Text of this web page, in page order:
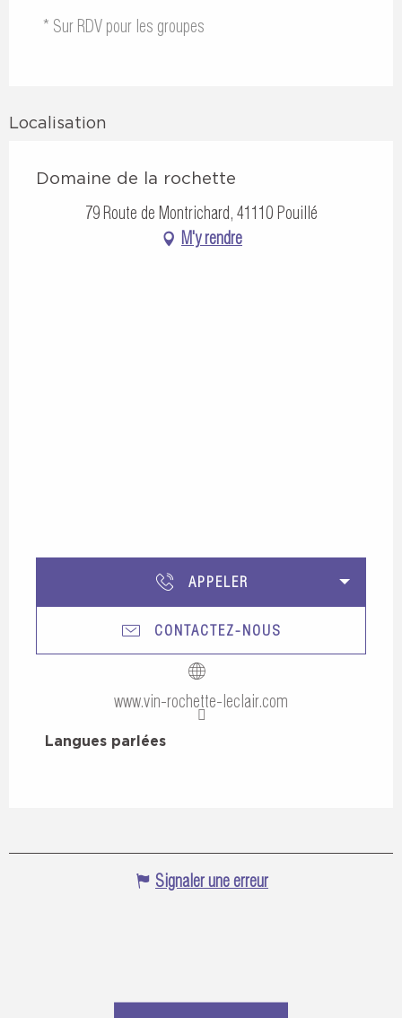
* Sur RDV pour les groupes
Localisation
Domaine de la rochette
79 Route de Montrichard, 41110 Pouillé
M'y rendre
APPELER
CONTACTEZ-NOUS
www.vin-rochette-leclair.com
Langues parlées
Langues parlées
Signaler une erreur